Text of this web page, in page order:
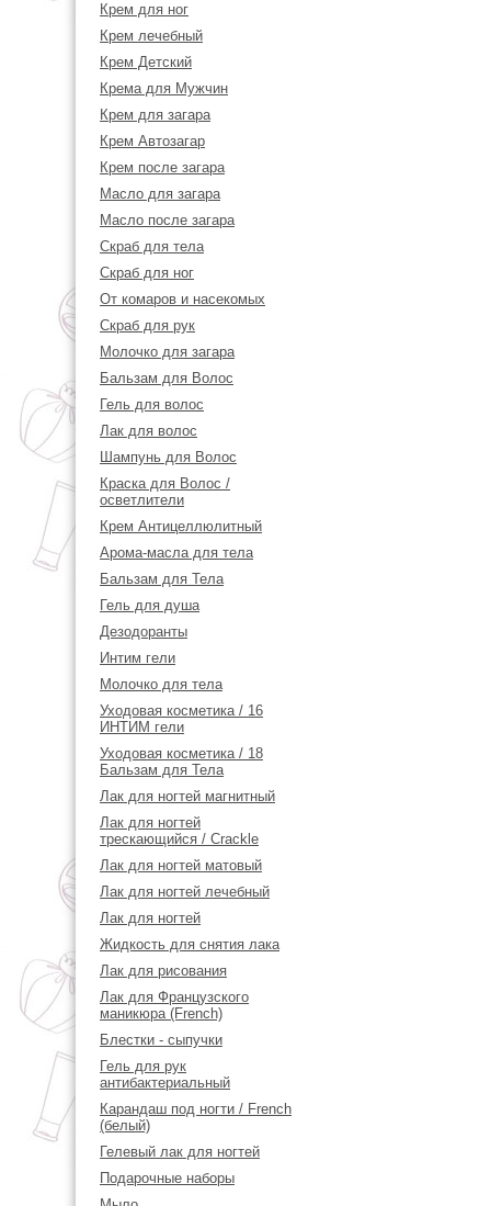
Крем для ног
Крем лечебный
Крем Детский
Крема для Мужчин
Крем для загара
Крем Автозагар
Крем после загара
Масло для загара
Масло после загара
Скраб для тела
Скраб для ног
От комаров и насекомых
Скраб для рук
Молочко для загара
Бальзам для Волос
Гель для волос
Лак для волос
Шампунь для Волос
Краска для Волос /
осветлители
Крем Антицеллюлитный
Арома-масла для тела
Бальзам для Тела
Гель для душа
Дезодоранты
Интим гели
Молочко для тела
Уходовая косметика / 16
ИНТИМ гели
Уходовая косметика / 18
Бальзам для Тела
Лак для ногтей магнитный
Лак для ногтей
трескающийся / Crackle
Лак для ногтей матовый
Лак для ногтей лечебный
Лак для ногтей
Жидкость для снятия лака
Лак для рисования
Лак для Французского
маникюра (French)
Блестки - сыпучки
Гель для рук
антибактериальный
Карандаш под ногти / French
(белый)
Гелевый лак для ногтей
Подарочные наборы